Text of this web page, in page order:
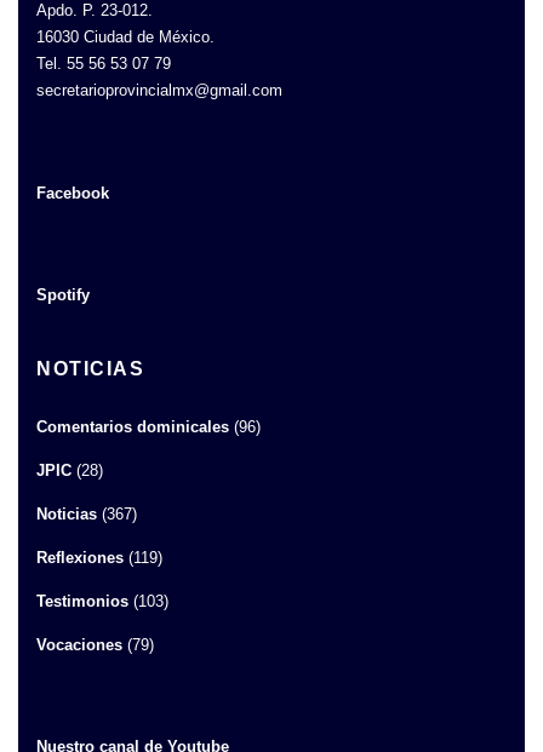
Apdo. P. 23-012.
16030 Ciudad de México.
Tel. 55 56 53 07 79
secretarioprovincialmx@gmail.com
Facebook
Spotify
NOTICIAS
Comentarios dominicales (96)
JPIC (28)
Noticias (367)
Reflexiones (119)
Testimonios (103)
Vocaciones (79)
Nuestro canal de Youtube